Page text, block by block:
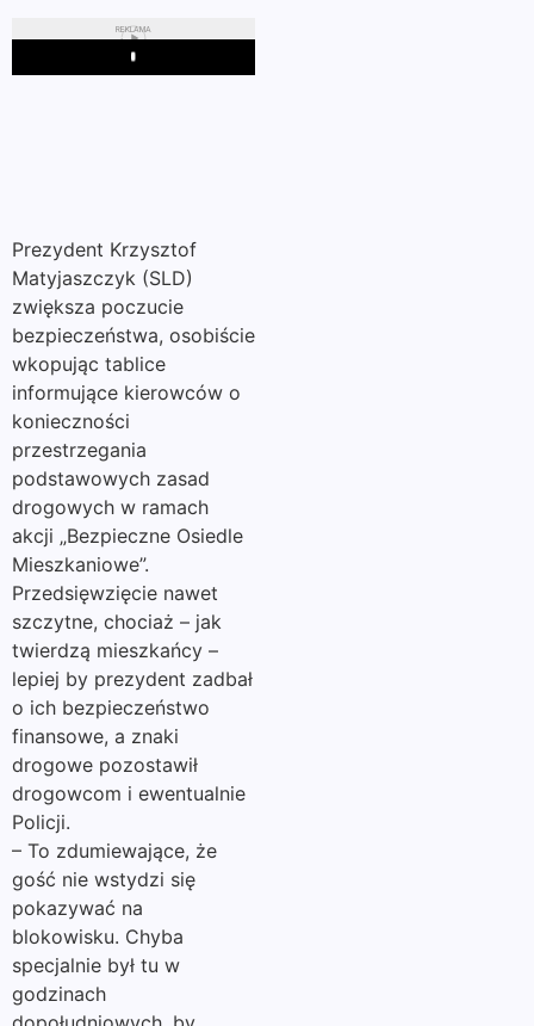
REKLAMA
Play
Prezydent Krzysztof
Matyjaszczyk (SLD)
zwiększa poczucie
bezpieczeństwa, osobiście
wkopując tablice
informujące kierowców o
konieczności
przestrzegania
podstawowych zasad
drogowych w ramach
akcji „Bezpieczne Osiedle
Mieszkaniowe”.
Przedsięwzięcie nawet
szczytne, chociaż – jak
twierdzą mieszkańcy –
lepiej by prezydent zadbał
o ich bezpieczeństwo
finansowe, a znaki
drogowe pozostawił
drogowcom i ewentualnie
Policji.
– To zdumiewające, że
gość nie wstydzi się
pokazywać na
blokowisku. Chyba
specjalnie był tu w
godzinach